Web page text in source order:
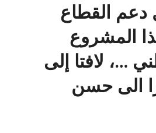
دعم القطاع
المشروع
…، لافتا إلى
الى حسن